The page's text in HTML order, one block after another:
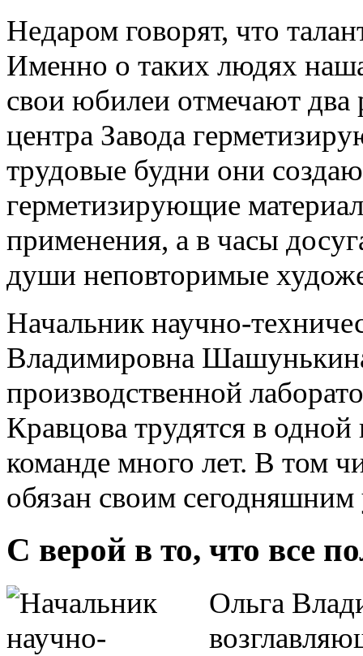
Недаром говорят, что
Именно о таких людях
свои юбилеи отмечают два
центра Завода
трудовые будни они
герметизирующие
применения, а в часы
души неповторимые
Начальник научно-
Владимировна
производственной
Кравцова трудятся в одной
команде много лет. В том
обязан своим сегодняшним
С верой в то, что все
Ольга